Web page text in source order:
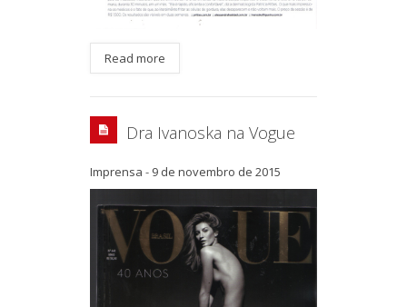
Read more
Dra Ivanoska na Vogue
Imprensa - 9 de novembro de 2015